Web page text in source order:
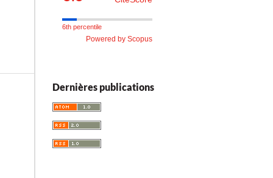
6th percentile
Powered by Scopus
Dernières publications